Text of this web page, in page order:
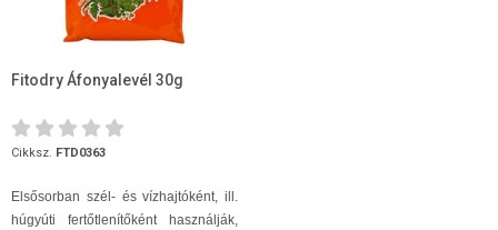
Fitodry Áfonyalevél 30g
Cikksz. FTD0363
Elsősorban szél- és vízhajtóként, ill.
húgyúti fertőtlenítőként használják,